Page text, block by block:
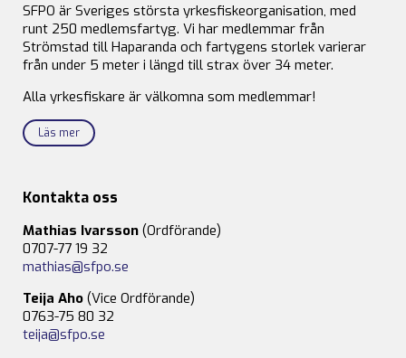
SFPO är Sveriges största yrkesfiskeorganisation, med
runt 250 medlemsfartyg. Vi har medlemmar från
Strömstad till Haparanda och fartygens storlek varierar
från under 5 meter i längd till strax över 34 meter.
Alla yrkesfiskare är välkomna som medlemmar!
Läs mer
Kontakta oss
Mathias Ivarsson (Ordförande)
0707-77 19 32
mathias@sfpo.se
Teija Aho (Vice Ordförande)
0763-75 80 32
teija@sfpo.se